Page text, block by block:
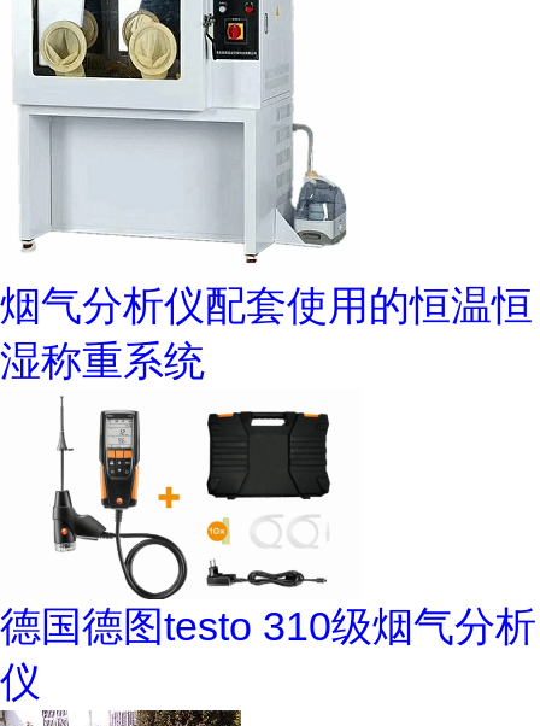
烟气分析仪配套使用的恒温恒
湿称重系统
德国德图testo 310级烟气分析
仪